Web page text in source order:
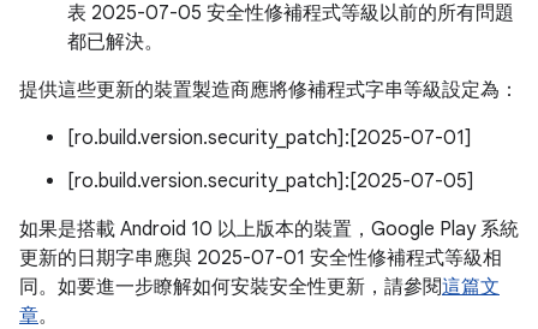
表 2025-07-05 安全性修補程式等級以前的所有問題
都已解決。
提供這些更新的裝置製造商應將修補程式字串等級設定為：
[ro.build.version.security_patch]:[2025-07-01]
[ro.build.version.security_patch]:[2025-07-05]
如果是搭載 Android 10 以上版本的裝置，Google Play 系統
更新的日期字串應與 2025-07-01 安全性修補程式等級相
同。如要進一步瞭解如何安裝安全性更新，請參閱這篇文
章。